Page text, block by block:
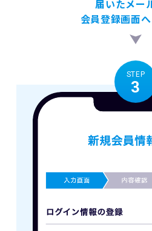
届いたメー
会員登録画面
STEP
3